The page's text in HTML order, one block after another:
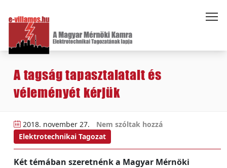
A tagság tapasztalatait és
véleményét kérjük
2018. november 27.
Nem szóltak hozzá
Elektrotechnikai Tagozat
Két témában szeretnénk a Magyar Mérnöki